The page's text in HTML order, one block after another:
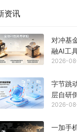
资讯
对冲基
融AI工
2026-
字节跳
层自研
2026-
一加手